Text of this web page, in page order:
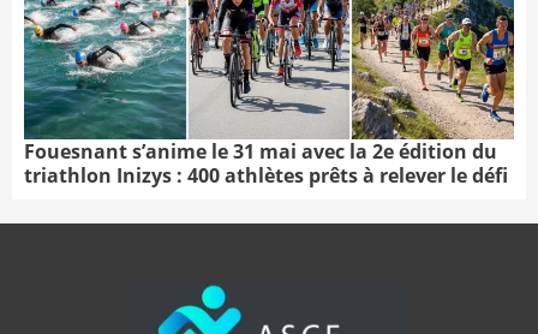
Fouesnant s’anime le 31 mai avec la 2e édition du
triathlon Inizys : 400 athlètes prêts à relever le défi